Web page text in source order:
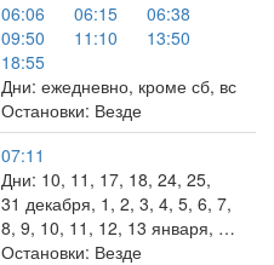
06:06 06:15
06:38
09:50
11:10
13:50
18:55
Дни: ежедневно, кроме сб, вс
Остановки: Везде
07:11
Дни: 10, 11, 17, 18, 24, 25,
31 декабря, 1, 2, 3, 4, 5, 6, 7,
8, 9, 10, 11, 12, 13 января, …
Остановки: Везде